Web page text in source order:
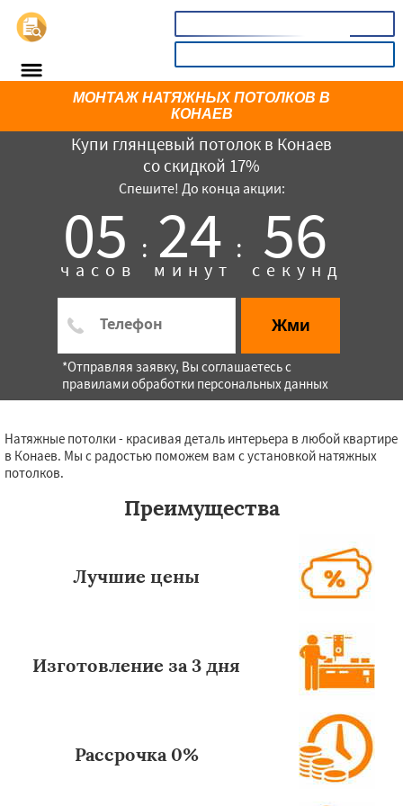
Купи глянцевый потолок в Конаев
со скидкой 17%
Спешите! До конца акции:
05 :
часов 24 :
минут 56
секунд
Жми
*Отправляя заявку, Вы соглашаетесь с
правилами обработки персональных данных
МОНТАЖ НАТЯЖНЫХ ПОТОЛКОВ В
КОНАЕВ
Натяжные потолки - красивая деталь интерьера в любой квартире
в Конаев. Мы с радостью поможем вам с установкой натяжных
потолков.
Преимущества
Лучшие цены
Изготовление за 3 дня
Рассрочка 0%
×
Даю согласие на обработку персональных данных